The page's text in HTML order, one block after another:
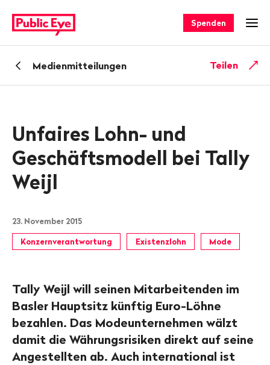
auf
publiceye.ch
Spenden
ZurückMedienmitteilungen Teilen
Unfaires Lohn- und
Geschäftsmodell bei Tally
Weijl
23. November 2015
Konzernverantwortung Existenzlohn Mode
Tally Weijl will seinen Mitarbeitenden im
Basler Hauptsitz künftig Euro-Löhne
bezahlen. Das Modeunternehmen wälzt
damit die Währungsrisiken direkt auf seine
Angestellten ab. Auch international ist